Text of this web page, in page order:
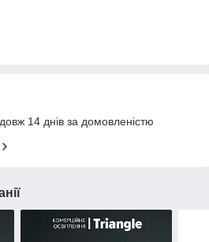
14 днів за домовленістю